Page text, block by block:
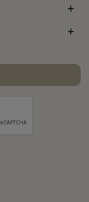

